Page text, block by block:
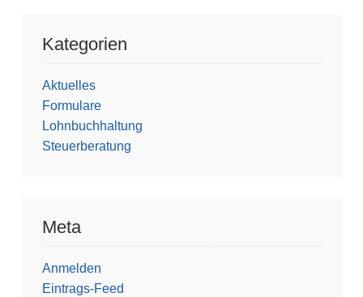
Kategorien
Aktuelles
Formulare
Lohnbuchhaltung
Steuerberatung
Meta
Anmelden
Eintrags-Feed